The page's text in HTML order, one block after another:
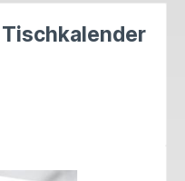
Tischkalender